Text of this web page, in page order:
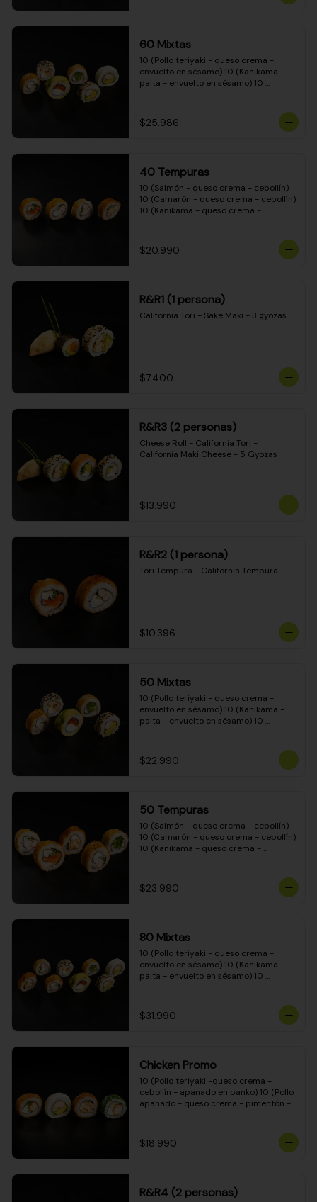
(Pimentón - queso crema - cebollín -
envuelto en masa tempura)
60 Mixtas
10 (Pollo teriyaki - queso crema -
envuelto en sésamo) 10 (Kanikama -
palta - envuelto en sésamo) 10
envuelto en queso crema) 10
(Camarón - queso crema - cebollín -
$25.986
40 Tempuras
10 (Salmón - queso crema - cebollín)
10 (Camarón - queso crema - cebollín)
10 (Kanikama - queso crema -
$20.990
R&R1 (1 persona)
California Tori - Sake Maki - 3 gyozas
$7.400
R&R3 (2 personas)
Cheese Roll - California Tori -
California Maki Cheese - 5 Gyozas
$13.990
R&R2 (1 persona)
Tori Tempura - California Tempura
$10.396
50 Mixtas
10 (Pollo teriyaki - queso crema -
envuelto en sésamo) 10 (Kanikama -
palta - envuelto en sésamo) 10
cebollín - envuelto en masa tempura)
10 (Pimentón - queso crema - cebollín
$22.990
50 Tempuras
10 (Salmón - queso crema - cebollín)
10 (Camarón - queso crema - cebollín)
10 (Kanikama - queso crema -
crema - cebollín)
$23.990
80 Mixtas
10 (Pollo teriyaki - queso crema -
envuelto en sésamo) 10 (Kanikama -
palta - envuelto en sésamo) 10
envuelto en queso crema) 10
(Camarón - queso crema - cebollín -
teriyaki - queso crema - cebollín -
envuelto en masa tempura) 10
(Pimentón - queso crema - cebollín -
envuelto en masa tempura)
$31.990
Chicken Promo
10 (Pollo teriyaki -queso crema -
cebollín - apanado en panko) 10 (Pollo
apanado - queso crema - pimentón -
ciboulette) 10 (Pollo teriyaki - palta -
envuelto en queso crema)
$18.990
R&R4 (2 personas)